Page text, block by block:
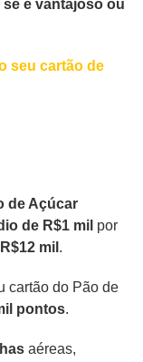
é vantajoso ou
seu cartão de
de Açúcar
de R$1 mil por
R$12 mil .
cartão do Pão de
pontos.
aéreas,